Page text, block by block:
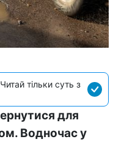
тільки суть з
для
Водночас у